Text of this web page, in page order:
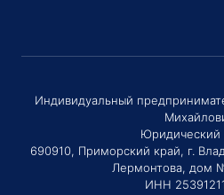
Индивидуальный
Юридический
690910, Приморский край, г.
Лермонтова, дом №
ИНН